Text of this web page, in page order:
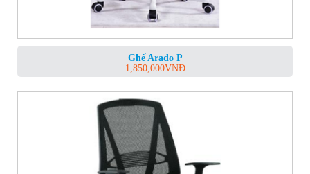
Ghế Arado P
1,850,000VNĐ